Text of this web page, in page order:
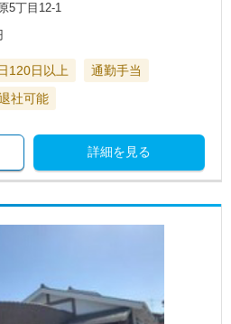
5丁目12-1
120日以上
通勤手当
社可能
詳細を見る